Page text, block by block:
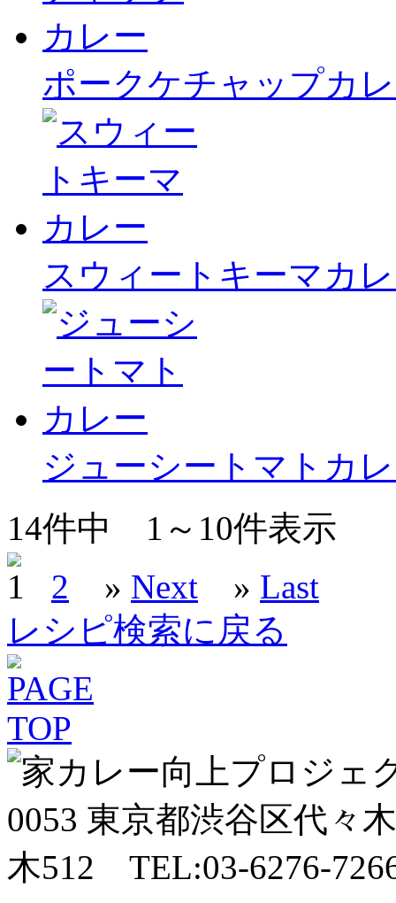
ポークケチャップカ
スウィートキーマカ
ジューシートマトカ
14件中 1～10件表示
1 2 » Next » Last
レシピ検索に戻る